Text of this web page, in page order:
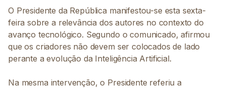
O Presidente da República manifestou-se esta sexta-
feira sobre a relevância dos autores no contexto do
avanço tecnológico. Segundo o comunicado, afirmou
que os criadores não devem ser colocados de lado
perante a evolução da Inteligência Artificial.
Na mesma intervenção, o Presidente referiu a